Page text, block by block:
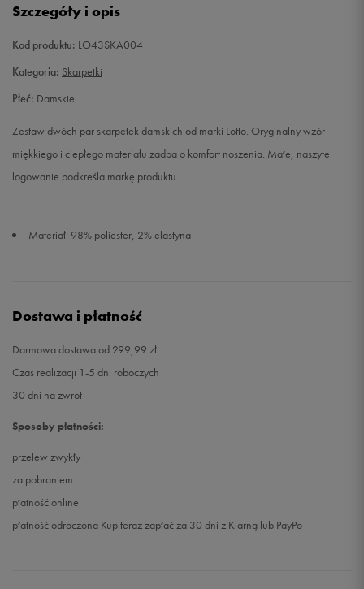
Szczegóły i opis
Kod produktu: LO43SKA004
Kategoria: Skarpetki
Płeć: Damskie
Zestaw dwóch par skarpetek damskich od marki Lotto. Oryginalny wzór
miękkiego i ciepłego materiału zadba o komfort noszenia. Małe, naszyte
logowanie podkreśla markę produktu.
Materiał: 98% poliester, 2% elastyna
Dostawa i płatność
Darmowa dostawa od 299,99 zł
Czas realizacji 1-5 dni roboczych
30 dni na zwrot
Sposoby płatności:
przelew zwykły
za pobraniem
płatność online
płatność odroczona Kup teraz zapłać za 30 dni z Klarną lub PayPo